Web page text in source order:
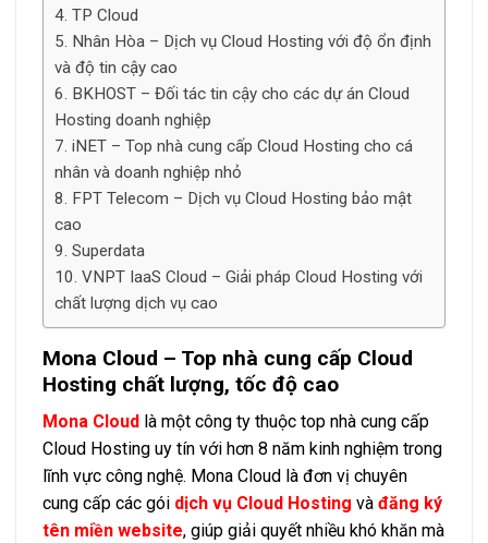
TP Cloud
Nhân Hòa – Dịch vụ Cloud Hosting với độ ổn định
và độ tin cậy cao
BKHOST – Đối tác tin cậy cho các dự án Cloud
Hosting doanh nghiệp
iNET – Top nhà cung cấp Cloud Hosting cho cá
nhân và doanh nghiệp nhỏ
FPT Telecom – Dịch vụ Cloud Hosting bảo mật
cao
Superdata
VNPT IaaS Cloud – Giải pháp Cloud Hosting với
chất lượng dịch vụ cao
Mona Cloud – Top nhà cung cấp Cloud
Hosting chất lượng, tốc độ cao
Mona Cloud là một công ty thuộc top nhà cung cấp
Cloud Hosting uy tín với hơn 8 năm kinh nghiệm trong
lĩnh vực công nghệ. Mona Cloud là đơn vị chuyên
cung cấp các gói dịch vụ Cloud Hosting và đăng ký
tên miền website, giúp giải quyết nhiều khó khăn mà